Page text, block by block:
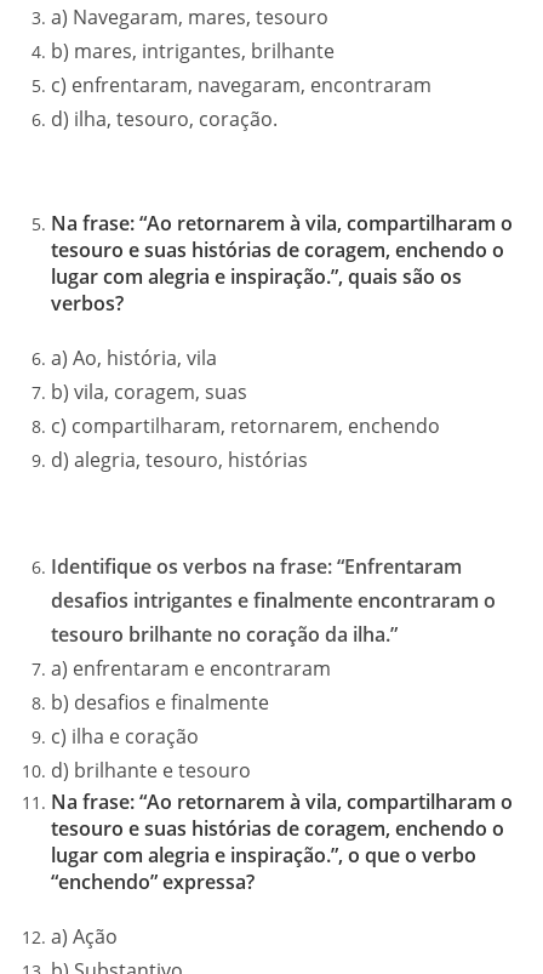
a) Navegaram, mares, tesouro
b) mares, intrigantes, brilhante
c) enfrentaram, navegaram, encontraram
d) ilha, tesouro, coração.
Na frase: “Ao retornarem à vila, compartilharam o
tesouro e suas histórias de coragem, enchendo o
lugar com alegria e inspiração.”, quais são os
verbos?
a) Ao, história, vila
b) vila, coragem, suas
c) compartilharam, retornarem, enchendo
d) alegria, tesouro, histórias
Identifique os verbos na frase: “Enfrentaram
desafios intrigantes e finalmente encontraram o
tesouro brilhante no coração da ilha.”
a) enfrentaram e encontraram
b) desafios e finalmente
c) ilha e coração
d) brilhante e tesouro
Na frase: “Ao retornarem à vila, compartilharam o
tesouro e suas histórias de coragem, enchendo o
lugar com alegria e inspiração.”, o que o verbo
“enchendo” expressa?
a) Ação